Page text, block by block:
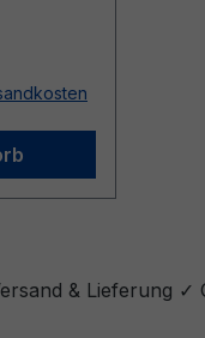
& Lieferung ✓